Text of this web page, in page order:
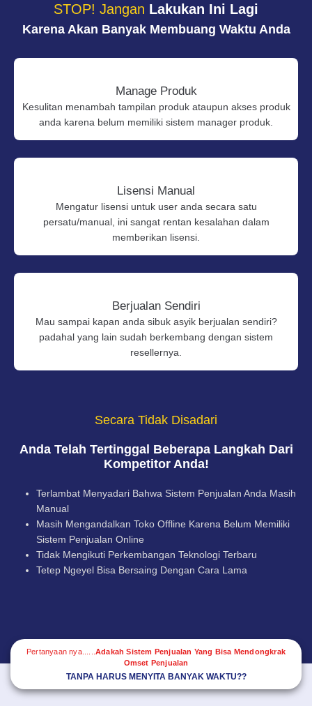
STOP! Jangan Lakukan Ini Lagi
Karena Akan Banyak Membuang Waktu Anda
Manage Produk
Kesulitan menambah tampilan produk ataupun akses produk
anda karena belum memiliki sistem manager produk.
Lisensi Manual
Mengatur lisensi untuk user anda secara satu
persatu/manual, ini sangat rentan kesalahan dalam
memberikan lisensi.
Berjualan Sendiri
Mau sampai kapan anda sibuk asyik berjualan sendiri?
padahal yang lain sudah berkembang dengan sistem
resellernya.
Secara Tidak Disadari
Anda Telah Tertinggal Beberapa Langkah Dari
Kompetitor Anda!
Terlambat Menyadari Bahwa Sistem Penjualan Anda Masih
Manual
Masih Mengandalkan Toko Offline Karena Belum Memiliki
Sistem Penjualan Online
Tidak Mengikuti Perkembangan Teknologi Terbaru
Tetep Ngeyel Bisa Bersaing Dengan Cara Lama
Pertanyaan nya...... Adakah Sistem Penjualan Yang Bisa Mendongkrak
Omset Penjualan
TANPA HARUS MENYITA BANYAK WAKTU??